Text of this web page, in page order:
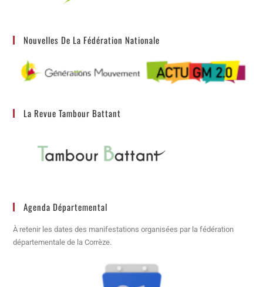
Nouvelles De La Fédération Nationale
La Revue Tambour Battant
Agenda Départemental
À retenir les dates des manifestations organisées par la fédération
départementale de la Corrèze.